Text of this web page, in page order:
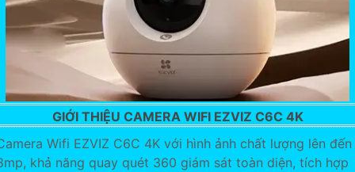
GIỚI THIỆU CAMERA WIFI EZVIZ C6C 4K
Wifi EZVIZ C6C 4K với hình ảnh chất lượng lên đến
khả năng quay quét 360 giám sát toàn diện, tích hợp